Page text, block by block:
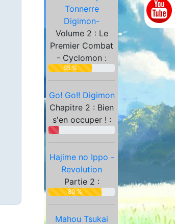
Tonnerre
Digimon-
Volume 2 : Le
Premier Combat
- Cyclomon :
65 %
Go! Go!! Digimon
Chapitre 2 : Bien
s'en occuper ! :
Hajime no Ippo -
Revolution
Partie 2 :
80 %
Mahou Tsukai